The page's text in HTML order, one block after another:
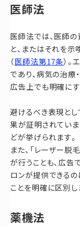
医師法
医師法では、医師
と、またはそれを
（医師法第17条）
であり、病気の治療
広告上でも明確に
避けるべき表現とし
果が証明されていま
どが挙げられます。
また、「レーザー
が行うことも、広告
ロンが提供できるの
ことを明確に区別し
薬機法